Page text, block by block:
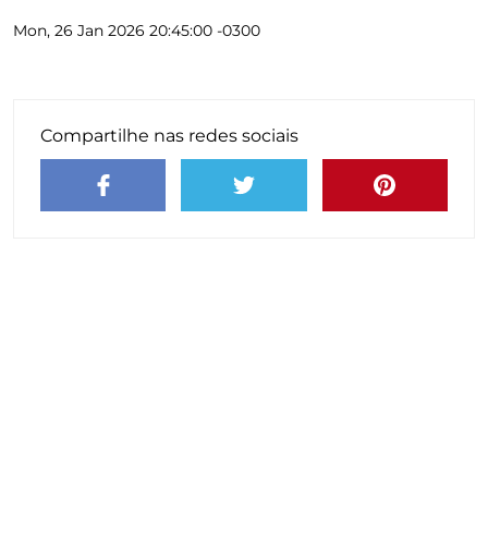
Mon, 26 Jan 2026 20:45:00 -0300
Compartilhe nas redes sociais